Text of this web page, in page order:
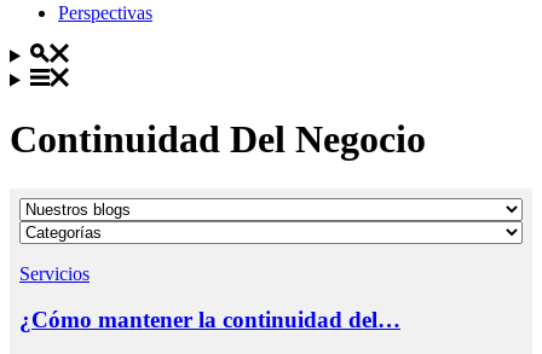
Perspectivas
Continuidad Del Negocio
Servicios
¿Cómo mantener la continuidad del…